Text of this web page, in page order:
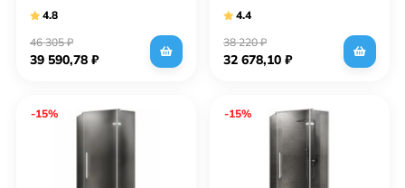
Хром стекло матовое
4.8
46 305₽
39 590,78 ₽
стекло прозрачное
4.4
38 220₽
32 678,10 ₽
-15% -15%